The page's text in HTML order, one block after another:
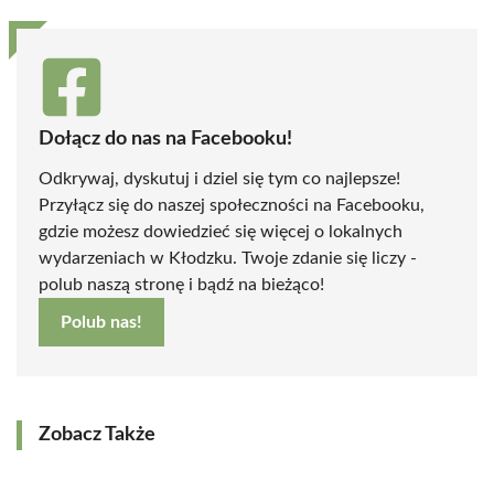
Dołącz do nas na Facebooku!
Odkrywaj, dyskutuj i dziel się tym co najlepsze!
Przyłącz się do naszej społeczności na Facebooku,
gdzie możesz dowiedzieć się więcej o lokalnych
wydarzeniach w Kłodzku. Twoje zdanie się liczy -
polub naszą stronę i bądź na bieżąco!
Polub nas!
Zobacz Także